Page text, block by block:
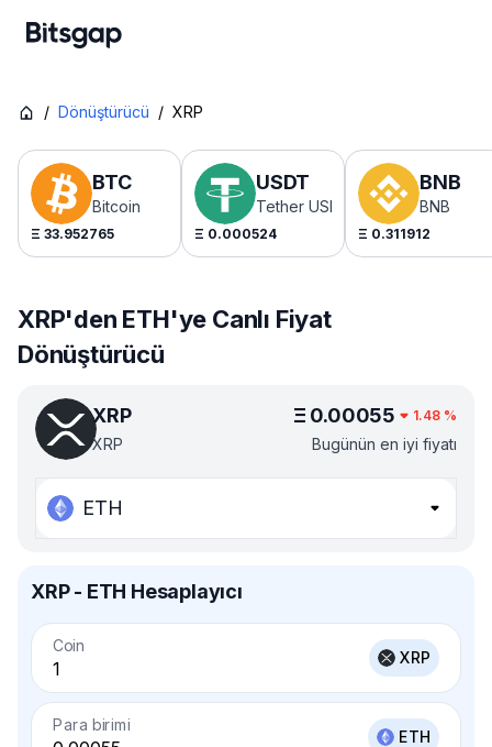
/ Dönüştürücü / XRP
BTC
Bitcoin
Ξ 33.952765
USDT
Tether USDt
Ξ 0.000524
BNB
BNB
Ξ 0.311912
XRP'den ETH'ye Canlı Fiyat
Dönüştürücü
XRP
XRP
Ξ 0.00055 1.48 %
Bugünün en iyi fiyatı
ETH
XRP - ETH Hesaplayıcı
Coin
XRP
Para birimi
ETH